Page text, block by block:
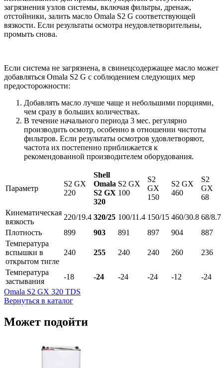
загрязнения узлов системы, включая фильтры, дренаж,
отстойники, залить масло Omala S2 G соответствующей
вязкости. Если результаты осмотра неудовлетворительны,
промыть снова.
Если система не загрязнена, в свинецсодержащее масло может
добавляться Omala S2 G с соблюдением следующих мер
предосторожности:
Добавлять масло лучше чаще и небольшими порциями,
чем сразу в больших количествах.
В течение начального периода 3 мес. регулярно
производить осмотр, особенно в отношении чистоты
фильтров. Если результаты осмотров удовлетворяют,
частота их постепенно приближается к
рекомендованной производителем оборудования.
Параметр
S2 GX
220
Shell
Omala
S2 GX
320
S2 GX
100
S2
GX
150
S2 GX
460
S2
GX
68
Кинематическая
вязкость
220/19.4 320/25 100/11.4 150/15 460/30.8 68/8.7
Плотность
899 903 891 897 904
887
Температура
вспышки в
открытом тигле
240 255 240 240 260 236
Температура
застывания
-18 -24 -24 -24 -12
-24
Omala S2 GX 320 TDS
Вернуться в каталог
Может подойти